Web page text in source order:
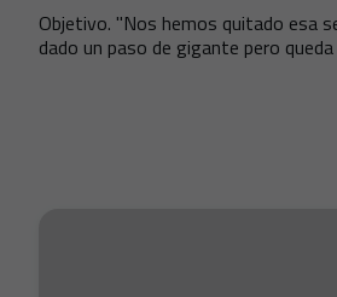
Objetivo. "Nos hemos quitado esa
dado un paso de gigante pero